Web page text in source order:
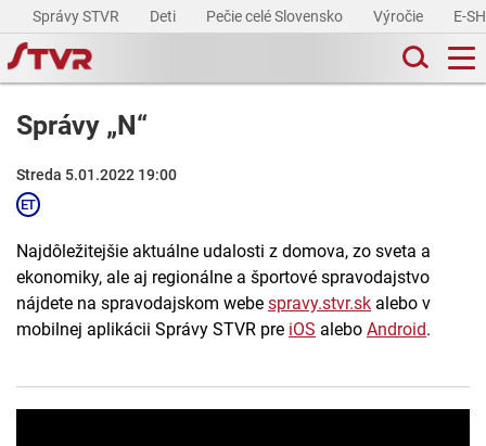
Správy STVR Deti Pečie celé Slovensko Výročie E-
Správy „N“
Streda 5.01.2022 19:00
Najdôležitejšie aktuálne udalosti z domova, zo sveta a
ekonomiky, ale aj regionálne a športové spravodajstvo
nájdete na spravodajskom webe spravy.stvr.sk alebo v
mobilnej aplikácii Správy STVR pre iOS alebo Android.